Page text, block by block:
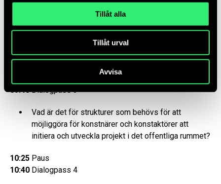
Tillåt alla
Tillåt urval
Avvisa
15:30Slut
3 december
08:45Teknisk uppstart
09:40Dialogpass 3
Vad är det för strukturer som behövs för att
möjliggöra för konstnärer och konstaktörer att
initiera och utveckla projekt i det offentliga rummet?
10:25 Paus
10:40 Dialogpass 4